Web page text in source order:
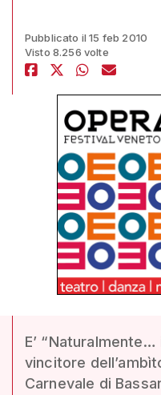
Pubblicato il 15 feb 2010
Visto 8.256 volte
E’ “Naturalmente…
vincitore
Carnevale di